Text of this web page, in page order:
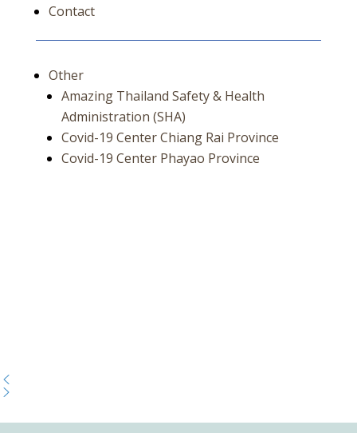
Contact
Other
Amazing Thailand Safety & Health
Administration (SHA)
Covid-19 Center Chiang Rai Province
Covid-19 Center Phayao Province